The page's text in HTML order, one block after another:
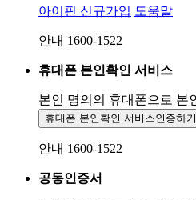
아이핀 신규가입 도움말
안내 1600-1522
휴대폰 본인확인 서비스
본인 명의의 휴대폰으로 본
휴대폰 본인확인 서비스인증하기
안내 1600-1522
공동인증서